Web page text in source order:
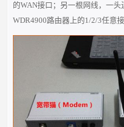
的WAN接口；另一根网线，一
WDR4900路由器上的1/2/3任意接